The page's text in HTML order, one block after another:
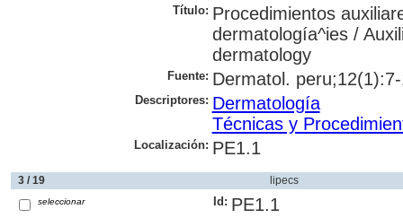
Título: Procedimientos
dermatología^ies /
dermatology
Fuente: Dermatol.
Descriptores: Dermatología
Técnicas y
Localización: PE1.1
3 / 19 lipecs
seleccionar Id: PE1.1